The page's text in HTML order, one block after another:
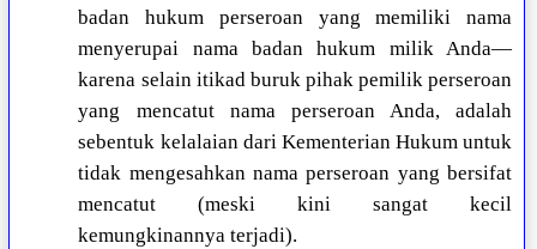
badan hukum perseroan yang memiliki nama
menyerupai nama badan hukum milik Anda—
karena selain itikad buruk pihak pemilik perseroan
yang mencatut nama perseroan Anda, adalah
sebentuk kelalaian dari Kementerian Hukum untuk
tidak mengesahkan nama perseroan yang bersifat
mencatut (meski kini sangat kecil
kemungkinannya terjadi).